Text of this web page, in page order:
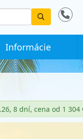
Vyhledat
Informácie